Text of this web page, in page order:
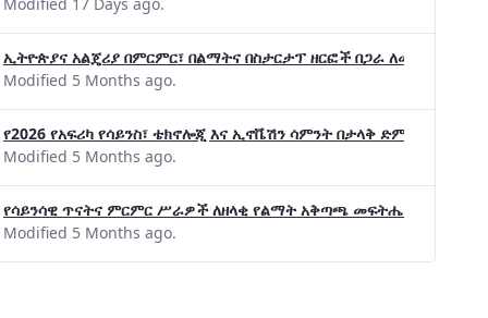
ኢትዮጵያና አልጄሪያ በምርምር፣ በልማትና በስታርታፕ ዘርፎች በጋራ ለመስራት መከሩ፡፡
Modified 5 Months ago.
የ2026 የአፍሪካ የሳይንስ፣ ቴክኖሎጂ እና ኢኖቬሽን ሳምንት በታላቅ ድምቀት
Modified 5 Months ago.
የሳይንሳዊ ጥናትና ምርምር ሥራዎች ለዘላቂ የልማት አቅጣጫ መፍትሔ ጠቋሚ
Modified 5 Months ago.